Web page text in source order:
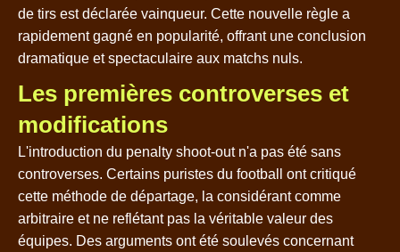
de tirs est déclarée vainqueur. Cette nouvelle règle a
rapidement gagné en popularité, offrant une conclusion
dramatique et spectaculaire aux matchs nuls.
Les premières controverses et
modifications
L'introduction du penalty shoot-out n'a pas été sans
controverses. Certains puristes du football ont critiqué
cette méthode de départage, la considérant comme
arbitraire et ne reflétant pas la véritable valeur des
équipes. Des arguments ont été soulevés concernant